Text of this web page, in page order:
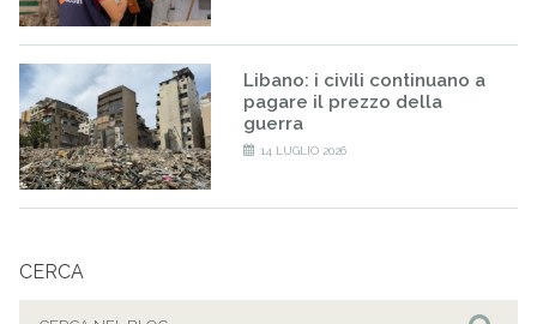
Libano: i civili continuano a
pagare il prezzo della
guerra
14 LUGLIO 2026
CERCA